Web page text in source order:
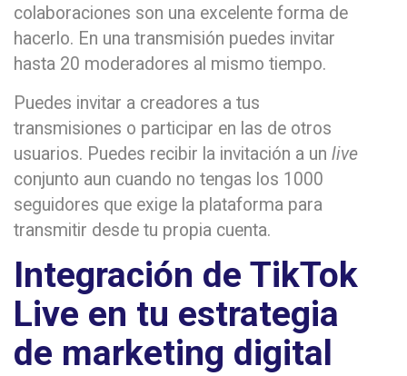
colaboraciones son una excelente forma de
hacerlo. En una transmisión puedes invitar
hasta 20 moderadores al mismo tiempo.
Puedes invitar a creadores a tus
transmisiones o participar en las de otros
usuarios. Puedes recibir la invitación a un live
conjunto aun cuando no tengas los 1000
seguidores que exige la plataforma para
transmitir desde tu propia cuenta.
Integración de TikTok
Live en tu estrategia
de marketing digital